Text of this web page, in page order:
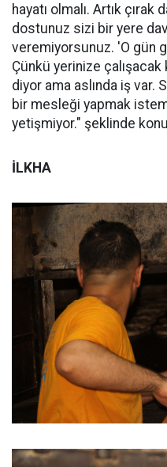
hayatı olmalı. Artık
dostunuz sizi bir yere
veremiyorsunuz. 'O gün
Çünkü yerinize
diyor ama aslında iş var.
bir mesleği yapmak
yetişmiyor." şeklinde
İLKHA